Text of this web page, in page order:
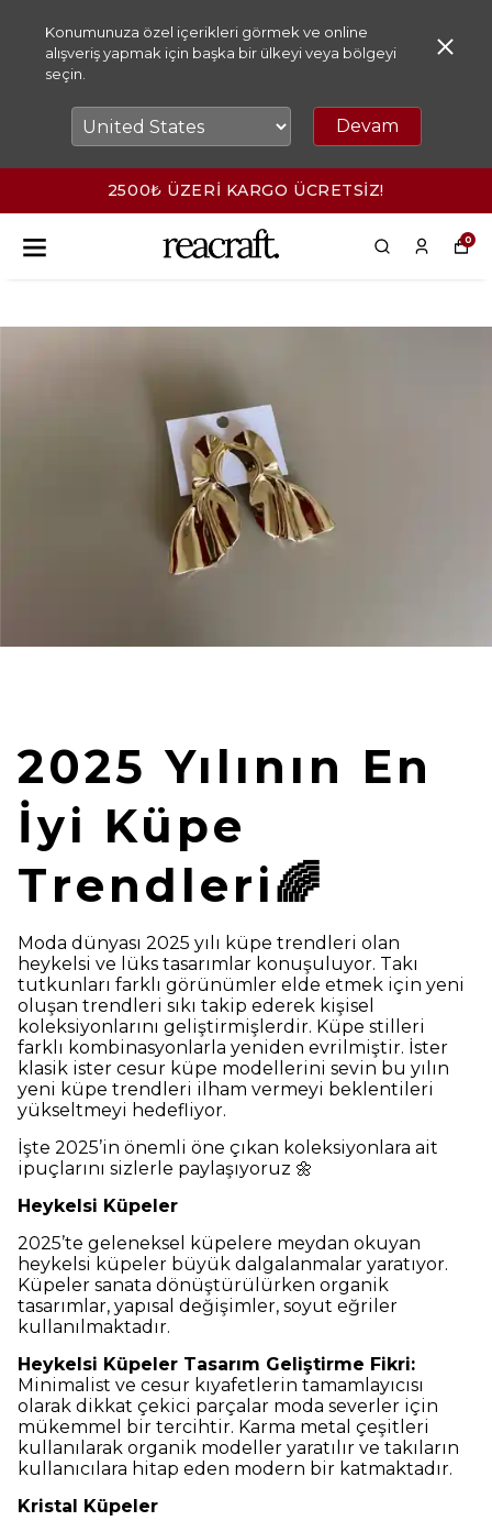
Konumunuza özel içerikleri görmek ve online
alışveriş yapmak için başka bir ülkeyi veya bölgeyi
seçin.
Devam
2500₺ ÜZERİ KARGO ÜCRETSİZ!
0
2025 Yılının En
İyi Küpe
Trendleri🌈
Moda dünyası 2025 yılı küpe trendleri olan
heykelsi ve lüks tasarımlar konuşuluyor. Takı
tutkunları farklı görünümler elde etmek için yeni
oluşan trendleri sıkı takip ederek kişisel
koleksiyonlarını geliştirmişlerdir. Küpe stilleri
farklı kombinasyonlarla yeniden evrilmiştir. İster
klasik ister cesur küpe modellerini sevin bu yılın
yeni küpe trendleri ilham vermeyi beklentileri
yükseltmeyi hedefliyor.
İşte 2025’in önemli öne çıkan koleksiyonlara ait
ipuçlarını sizlerle paylaşıyoruz 🌼
Heykelsi Küpeler
2025’te geleneksel küpelere meydan okuyan
heykelsi küpeler büyük dalgalanmalar yaratıyor.
Küpeler sanata dönüştürülürken organik
tasarımlar, yapısal değişimler, soyut eğriler
kullanılmaktadır.
Heykelsi Küpeler Tasarım Geliştirme Fikri:
Minimalist ve cesur kıyafetlerin tamamlayıcısı
olarak dikkat çekici parçalar moda severler için
mükemmel bir tercihtir. Karma metal çeşitleri
kullanılarak organik modeller yaratılır ve takıların
kullanıcılara hitap eden modern bir katmaktadır.
Kristal Küpeler